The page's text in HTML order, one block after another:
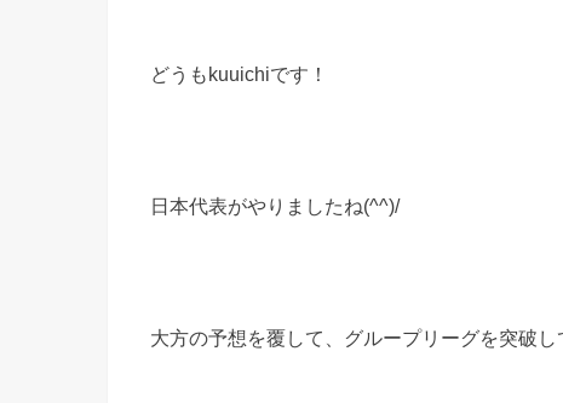
どうもkuuichiです！
日本代表がやりましたね(^^)/
大方の予想を覆して、グループリーグを突破し